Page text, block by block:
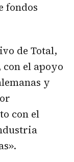
fondos
de Total,
el apoyo
y
con el